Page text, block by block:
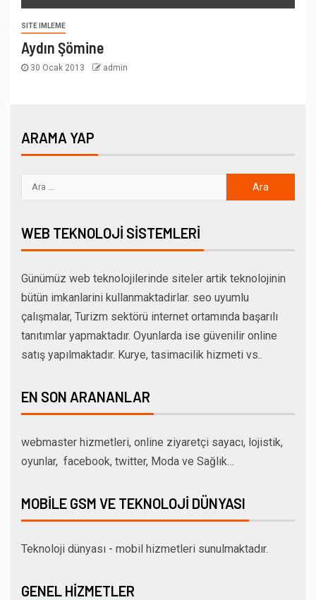
SITE IMLEME
Aydın Şömine
30 Ocak 2013 admin
ARAMA YAP
WEB TEKNOLOJI SISTEMLERI
Günümüz web teknolojilerinde siteler artik teknolojinin
bütün imkanlarini kullanmaktadirlar. seo uyumlu
çalışmalar, Turizm sektörü internet ortamında başarılı
tanıtımlar yapmaktadır. Oyunlarda ise güvenilir online
satış yapılmaktadır. Kurye, tasimacilik hizmeti vs..
EN SON ARANANLAR
webmaster hizmetleri, online ziyaretçi sayacı, lojistik,
oyunlar, facebook, twitter, Moda ve Sağlık…
MOBILE GSM VE TEKNOLOJI DÜNYASI
Teknoloji dünyası - mobil hizmetleri sunulmaktadır.
GENEL HIZMETLER